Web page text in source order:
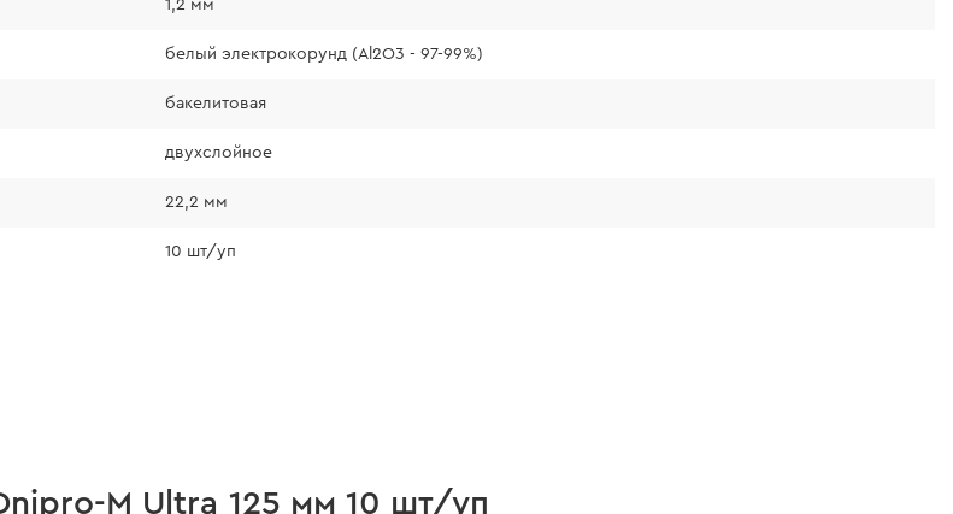
1,2 мм
белый электрокорунд (Al2O3 - 97-99%)
бакелитовая
двухслойное
22,2 мм
10 шт/уп
M Ultra 125 мм 10 шт/уп